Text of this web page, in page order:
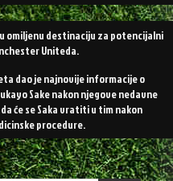
omiljenu destinaciju za potencijalni
Uniteda.
dao je najnovije informacije o
Sake nakon njegove nedavne
će se Saka vratiti u tim nakon
procedure.